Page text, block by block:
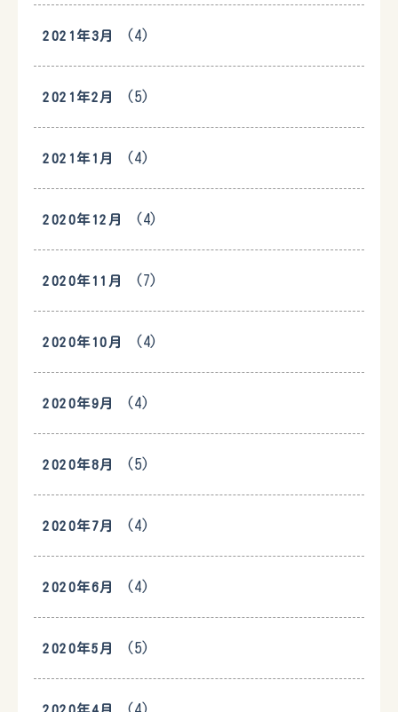
2021年3月 (4)
2021年2月 (5)
2021年1月 (4)
2020年12月 (4)
2020年11月 (7)
2020年10月 (4)
2020年9月 (4)
2020年8月 (5)
2020年7月 (4)
2020年6月 (4)
2020年5月 (5)